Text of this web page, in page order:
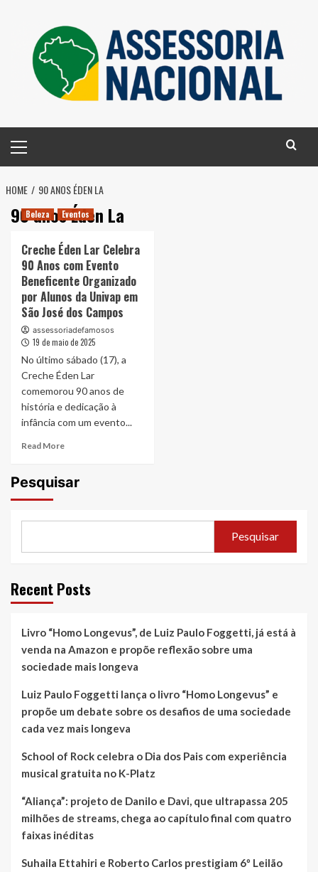
content
Menu
HOME 90 ANOS ÉDEN LA
90 anos Éden La
Beleza Eventos
Creche Éden Lar Celebra
90 Anos com Evento
Beneficente Organizado
por Alunos da Univap em
São José dos Campos
assessoriadefamosos
19 de maio de 2025
No último sábado (17), a
Creche Éden Lar
comemorou 90 anos de
história e dedicação à
infância com um evento...
Read MoreRead
Creche
Celebra
Anos
Beneficente
Alunos
da
em
José
dos
Campos
Pesquisar
Pesquisar
Recent Posts
Livro “Homo Longevus”, de Luiz Paulo Foggetti, já está à
venda na Amazon e propõe reflexão sobre uma
sociedade mais longeva
Luiz Paulo Foggetti lança o livro “Homo Longevus” e
propõe um debate sobre os desafios de uma sociedade
cada vez mais longeva
School of Rock celebra o Dia dos Pais com experiência
musical gratuita no K-Platz
“Aliança”: projeto de Danilo e Davi, que ultrapassa 205
milhões de streams, chega ao capítulo final com quatro
faixas inéditas
Suhaila Ettahiri e Roberto Carlos prestigiam 6º Leilão